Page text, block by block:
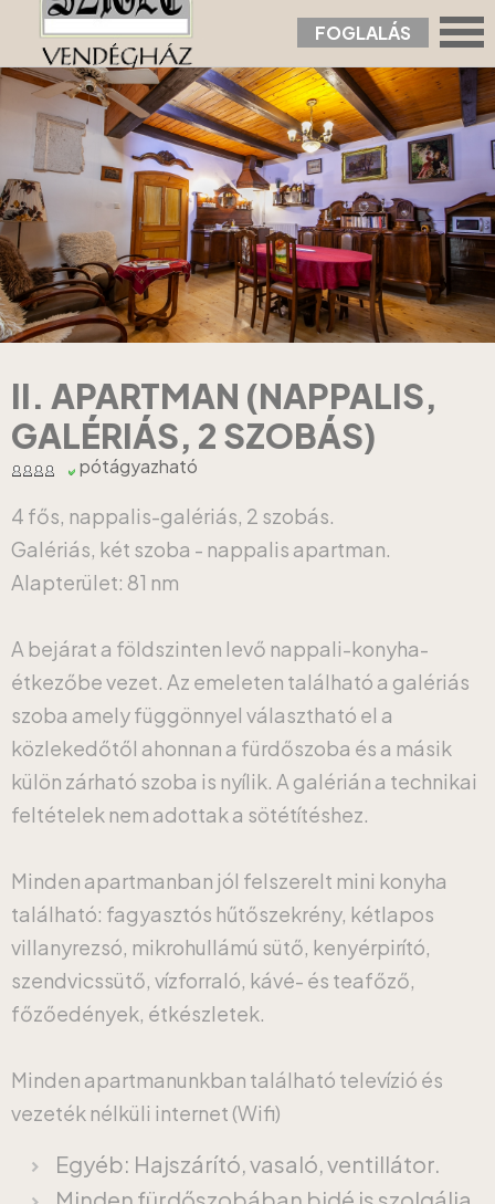
FOGLALÁS
Nyitólap › Apartmanok › II. Apartman (nappalis, galériás, 2 szobás)
II. APARTMAN (NAPPALIS,
GALÉRIÁS, 2 SZOBÁS)
pótágyazható
4 fős, nappalis-galériás, 2 szobás.
Galériás, két szoba - nappalis apartman.
Alapterület: 81 nm
A bejárat a földszinten levő nappali-konyha-
étkezőbe vezet. Az emeleten található a galériás
szoba amely függönnyel választható el a
közlekedőtől ahonnan a fürdőszoba és a másik
külön zárható szoba is nyílik. A galérián a technikai
feltételek nem adottak a sötétítéshez.
Minden apartmanban jól felszerelt mini konyha
található: fagyasztós hűtőszekrény, kétlapos
villanyrezsó, mikrohullámú sütő, kenyérpirító,
szendvicssütő, vízforraló, kávé- és teafőző,
főzőedények, étkészletek.
Minden apartmanunkban található televízió és
vezeték nélküli internet (Wifi)
Egyéb: Hajszárító, vasaló, ventillátor.